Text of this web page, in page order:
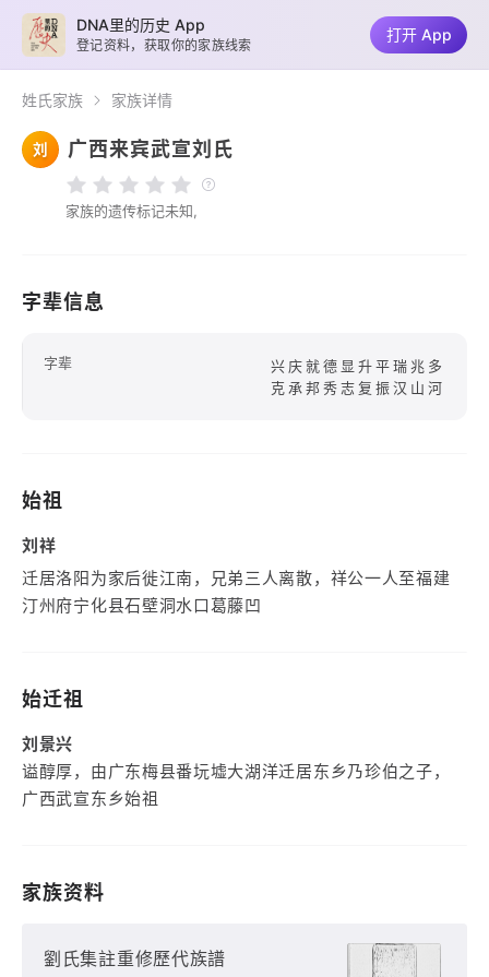
姓氏家族 家族详情
刘 广西来宾武宣刘氏
家族的遗传标记未知,
字辈信息
字辈
兴庆就德显升平瑞兆多
克承邦秀志复振汉山河
始祖
刘祥
迁居洛阳为家后徙江南，兄弟三人离散，祥公一人至福建
汀州府宁化县石壁洞水口葛藤凹
始迁祖
刘景兴
谥醇厚，由广东梅县番坃墟大湖洋迁居东乡乃珍伯之子，
广西武宣东乡始祖
家族资料
劉氏集註重修歷代族譜
DNA里的历史 App
登记资料，获取你的家族线索
打开 App